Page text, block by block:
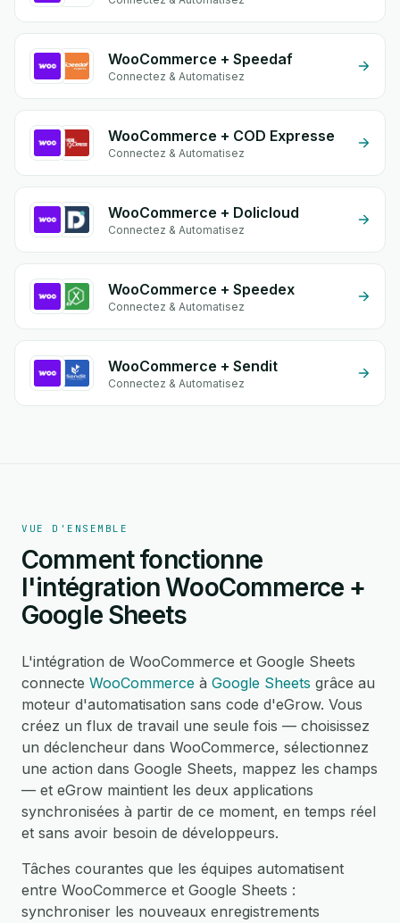
WooCommerce + Speedaf
Connectez & Automatisez
WooCommerce + COD Expresse
Connectez & Automatisez
WooCommerce + Dolicloud
Connectez & Automatisez
WooCommerce + Speedex
Connectez & Automatisez
WooCommerce + Sendit
Connectez & Automatisez
VUE D'ENSEMBLE
Comment fonctionne
l'intégration WooCommerce +
Google Sheets
L'intégration de WooCommerce et Google Sheets
connecte WooCommerce à Google Sheets grâce au
moteur d'automatisation sans code d'eGrow. Vous
créez un flux de travail une seule fois — choisissez
un déclencheur dans WooCommerce, sélectionnez
une action dans Google Sheets, mappez les champs
— et eGrow maintient les deux applications
synchronisées à partir de ce moment, en temps réel
et sans avoir besoin de développeurs.
Tâches courantes que les équipes automatisent
entre WooCommerce et Google Sheets :
synchroniser les nouveaux enregistrements